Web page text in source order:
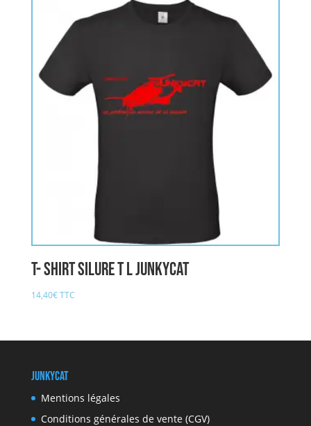
T- shirt Silure T L JUNKYCAT
14,40€TTC
JunkyCat
Mentions légales
Conditions générales de vente (CGV)